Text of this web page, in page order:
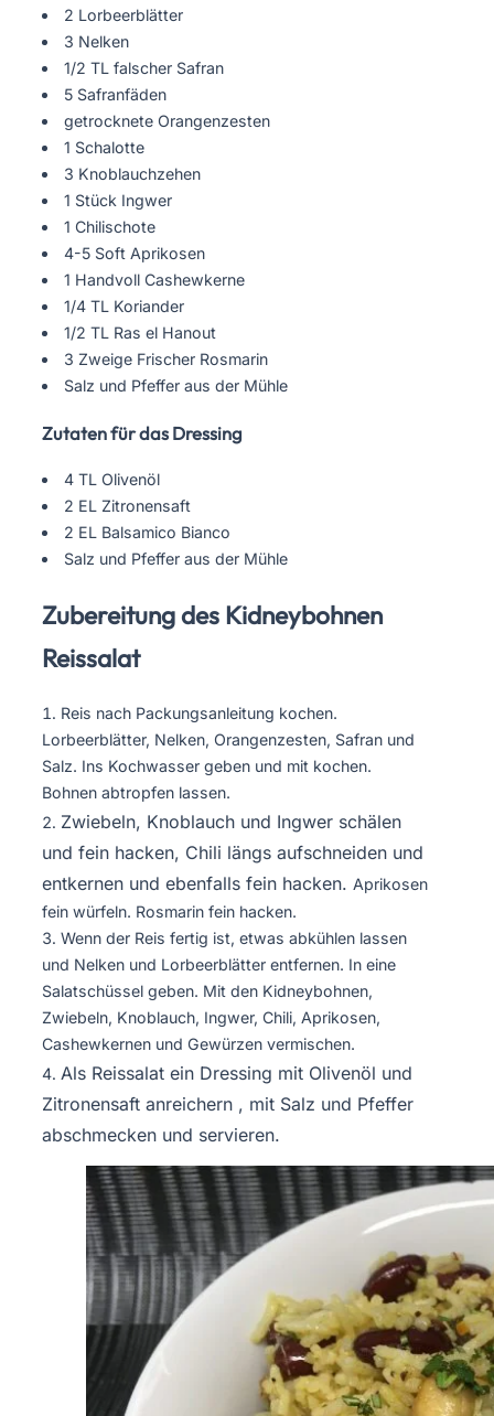
2 Lorbeerblätter
3 Nelken
1/2 TL falscher Safran
5 Safranfäden
getrocknete Orangenzesten
1 Schalotte
3 Knoblauchzehen
1 Stück Ingwer
1 Chilischote
4-5 Soft Aprikosen
1 Handvoll Cashewkerne
1/4 TL Koriander
1/2 TL Ras el Hanout
3 Zweige Frischer Rosmarin
Salz und Pfeffer aus der Mühle
Zutaten für das Dressing
4 TL Olivenöl
2 EL Zitronensaft
2 EL Balsamico Bianco
Salz und Pfeffer aus der Mühle
Zubereitung des Kidneybohnen
Reissalat
Reis nach Packungsanleitung kochen.
Lorbeerblätter, Nelken, Orangenzesten, Safran und
Salz. Ins Kochwasser geben und mit kochen.
Bohnen abtropfen lassen.
Zwiebeln, Knoblauch und Ingwer schälen
und fein hacken, Chili längs aufschneiden und
entkernen und ebenfalls fein hacken. Aprikosen
fein würfeln. Rosmarin fein hacken.
Wenn der Reis fertig ist, etwas abkühlen lassen
und Nelken und Lorbeerblätter entfernen. In eine
Salatschüssel geben. Mit den Kidneybohnen,
Zwiebeln, Knoblauch, Ingwer, Chili, Aprikosen,
Cashewkernen und Gewürzen vermischen.
Als Reissalat ein Dressing mit Olivenöl und
Zitronensaft anreichern , mit Salz und Pfeffer
abschmecken und servieren.